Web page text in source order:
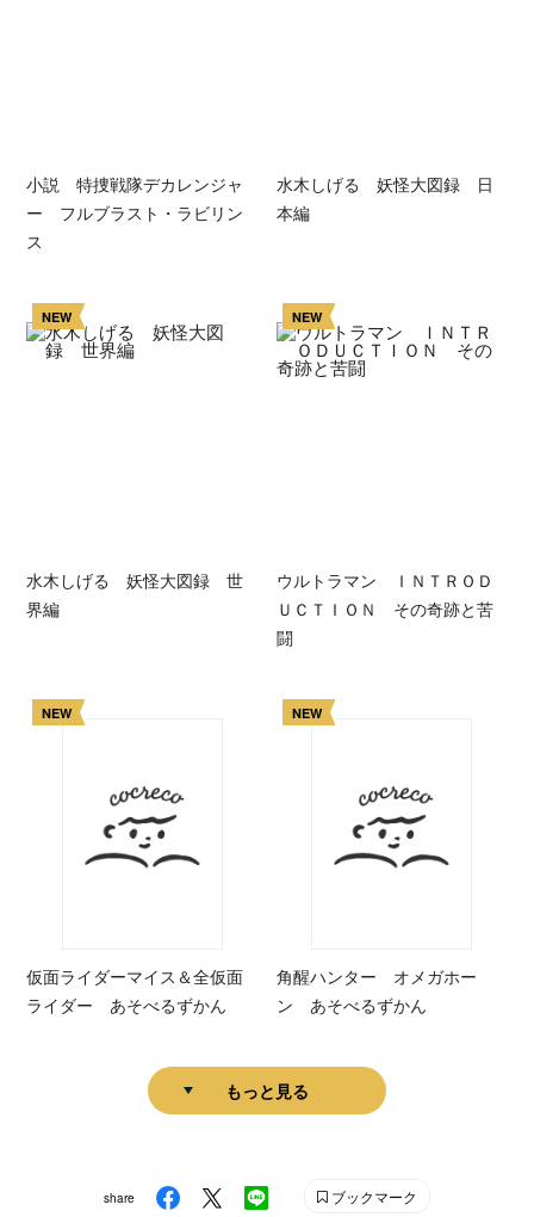
小説 特捜戦隊デカレンジャ
ー フルブラスト・ラビリン
ス
水木しげる 妖怪大図録 日
本編
NEW
水木しげる 妖怪大図録 世
界編
NEW
ウルトラマン ＩＮＴＲＯＤ
ＵＣＴＩＯＮ その奇跡と苦
闘
NEW
仮面ライダーマイス＆全仮面
ライダー あそべるずかん
NEW
角醒ハンター オメガホー
ン あそべるずかん
もっと見る
share ブックマーク